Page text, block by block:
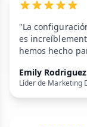
"La
es
hemos hecho
Emily Rodriguez
Líder de Marketing